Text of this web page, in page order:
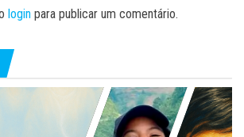
login para publicar um comentário.